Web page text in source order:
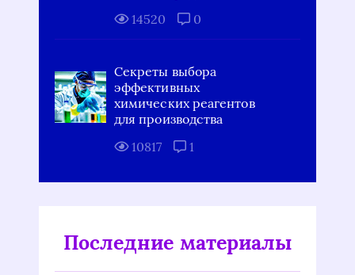
14520
0
Секреты выбора
эффективных
химических реагентов
для производства
10817
1
Последние материалы